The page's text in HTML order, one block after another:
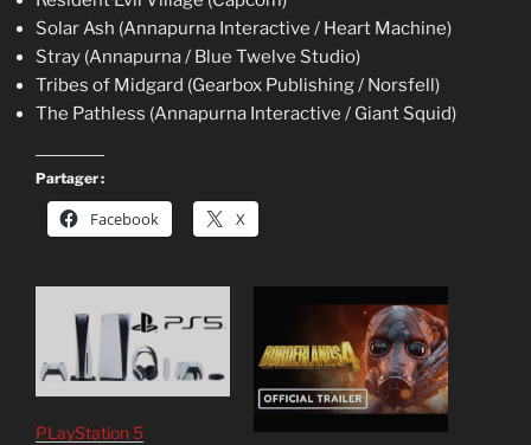
Solar Ash (Annapurna Interactive / Heart Machine)
Stray (Annapurna / Blue Twelve Studio)
Tribes of Midgard (Gearbox Publishing / Norsfell)
The Pathless (Annapurna Interactive / Giant Squid)
Partager :
Facebook X
PLayStation 5